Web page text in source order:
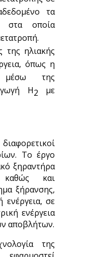
τα
στα οποία
της ηλιακής
όπως η
μέσω της
H2 με
Το έργο
ξηραντήρα
καθώς και
ξήρανσης,
ενέργεια, σε
ενέργεια
αποβλήτων.
της